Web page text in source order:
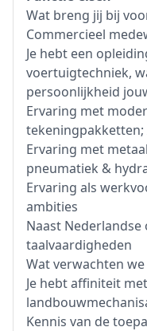
Wat breng jij bij
Commercieel
Je hebt een
voertuigtechniek,
persoonlijkheid
Ervaring met
tekeningpakketten;
Ervaring met
pneumatiek &
Ervaring als
ambities
Naast Nederlandse
taalvaardigheden
Wat verwachten
Je hebt affiniteit
Kennis van de